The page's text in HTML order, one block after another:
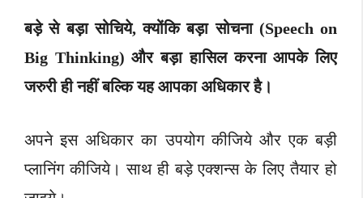
बड़े से बड़ा सोचिये, क्योंकि बड़ा सोचना (Speech on
Big Thinking) और बड़ा हासिल करना आपके लिए
जरुरी ही नहीं बल्कि यह आपका अधिकार है।
अपने इस अधिकार का उपयोग कीजिये और एक बड़ी
प्लानिंग कीजिये। साथ ही बड़े एक्शन्स के लिए तैयार हो